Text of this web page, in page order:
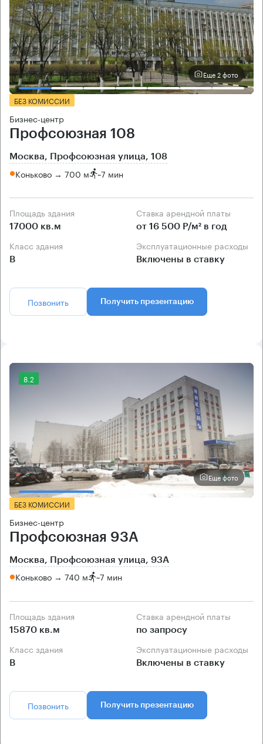
Еще 2 фото
БЕЗ КОМИССИИ
Бизнес-центр
Профсоюзная 108
Москва, Профсоюзная улица, 108
Коньково → 700 м ~7 мин
Площадь здания
17000 кв.м
Ставка арендной платы
от 16 500 Р/м² в год
Класс здания
B
Эксплуатационные расходы
Включены в ставку
Позвонить Получить презентацию
8.2
Еще фото
БЕЗ КОМИССИИ
Бизнес-центр
Профсоюзная 93А
Москва, Профсоюзная улица, 93А
Коньково → 740 м ~7 мин
Площадь здания
15870 кв.м
Ставка арендной платы
по запросу
Класс здания
B
Эксплуатационные расходы
Включены в ставку
Позвонить Получить презентацию